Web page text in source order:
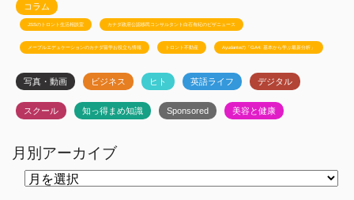
コラム
JSSのトロント生活相談室 カナダ政府公認移民コンサルタント白石有紀のビザニュース
メープルエデュケーションのカナダ留学お役立ち情報 トロント不動産 Ayudanteの「GA4: 基本から学ぶ最新分析」
写真・動画 ビジネス ヒト 英語ライフ デジタル
スクール 知っ得まめ知識 Sponsored 美容と健康
月別アーカイブ